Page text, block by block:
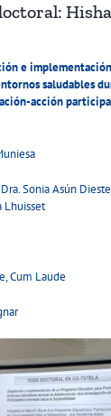
e
saludables
acción
Sonia Asún
Lhuisset
Cum Laude